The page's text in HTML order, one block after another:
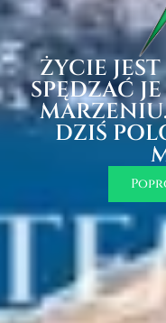
ŻYCIE
SPĘDZAĆ
DZIŚ